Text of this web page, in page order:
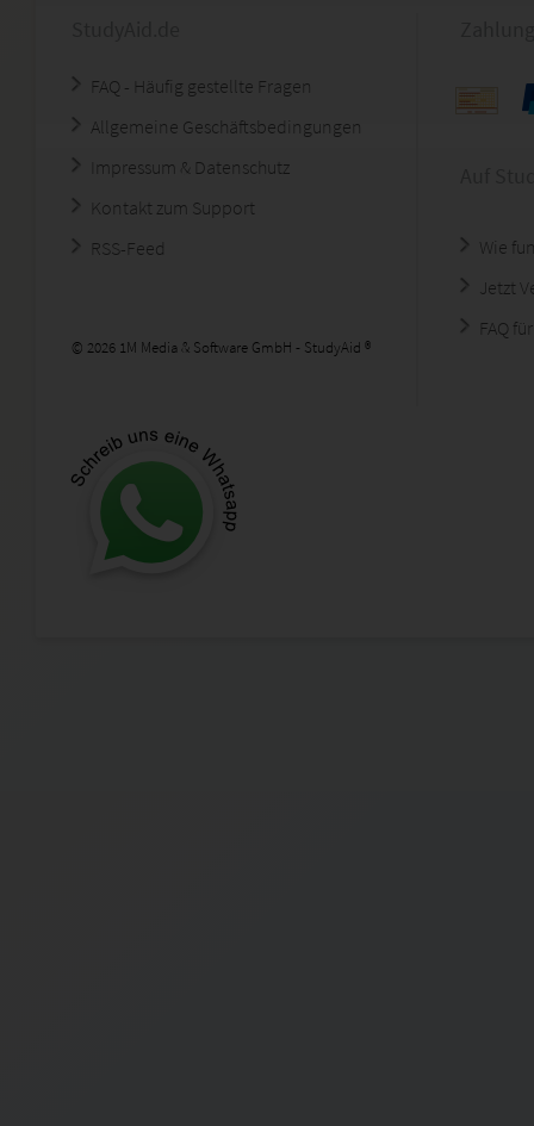
FAQ - Häufig gestellte Fragen
Allgemeine Geschäftsbedingungen
Impressum & Datenschutz
Kontakt zum Support
RSS-Feed
© 2026 1M Media & Software GmbH - StudyAid ®
Wie
Jetzt
FAQ